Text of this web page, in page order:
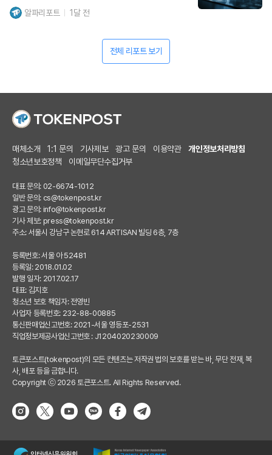
알파리포트 1달 전
전체 리포트 보기
매체소개 1:1 문의 기사제보 광고 문의 이용약관
개인정보처리방침
청소년보호정책
이메일무단수집거부
대표 문의: 02-6674-1012
일반 문의: cs@tokenpost.kr
광고 문의: info@tokenpost.kr
기사 제보: press@tokenpost.kr
주소: 서울시 강남구 논현로 614 ARTISAN 빌딩 6층, 7층
등록번호: 서울 아 52481
등록일: 2018.01.02
발행 일자: 2017.02.17
대표: 김지호
청소년 보호 책임자: 전영빈
사업자 등록번호: 232-88-00885
통신판매업신고번호: 2021-서울 영등포-2531
직업정보제공사업신고번호 : J1204020230009
토큰포스트(tokenpost)의 모든 컨텐츠는 저작권 법의 보호를 받는 바, 무단 전재, 복
사, 배포 등을 금합니다.
Copyright ⓒ 2026 토큰포스트. All Rights Reserved.